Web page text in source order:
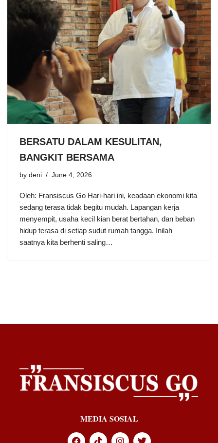
BERSATU DALAM KESULITAN,
BANGKIT BERSAMA
by deni June 4, 2026
Oleh: Fransiscus Go Hari-hari ini, keadaan ekonomi kita
sedang terasa tidak begitu mudah. Lapangan kerja
menyempit, usaha kecil kian berat bertahan, dan beban
hidup terasa di setiap sudut rumah tangga. Inilah
saatnya kita berhenti saling…
MEDIA SOSIAL